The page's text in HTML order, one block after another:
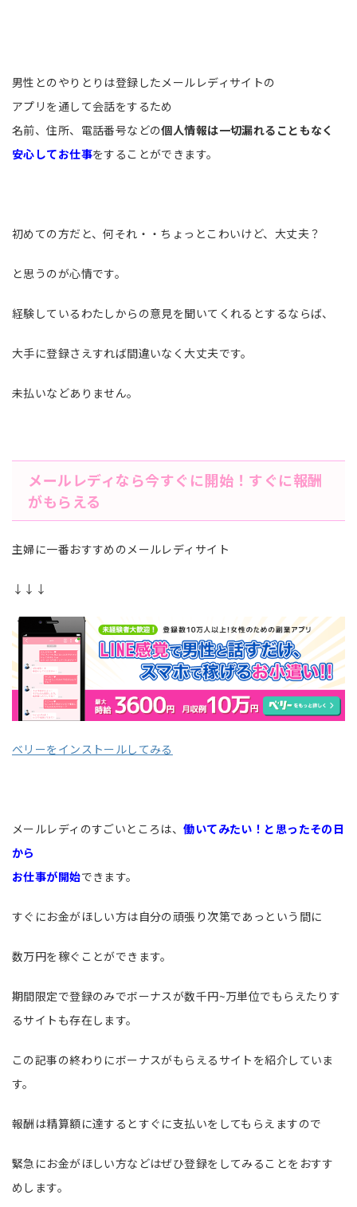
男性とのやりとりは登録したメールレディサイトの
アプリを通して会話をするため
名前、住所、電話番号などの個人情報は一切漏れることもなく
安心してお仕事をすることができます。
初めての方だと、何それ・・ちょっとこわいけど、大丈夫？
と思うのが心情です。
経験しているわたしからの意見を聞いてくれるとするならば、
大手に登録さえすれば間違いなく大丈夫です。
未払いなどありません。
メールレディなら今すぐに開始！すぐに報酬
がもらえる
主婦に一番おすすめのメールレディサイト
↓↓↓
ベリーをインストールしてみる
メールレディのすごいところは、働いてみたい！と思ったその日
から
お仕事が開始できます。
すぐにお金がほしい方は自分の頑張り次第であっという間に
数万円を稼ぐことができます。
期間限定で登録のみでボーナスが数千円~万単位でもらえたりす
るサイトも存在します。
この記事の終わりにボーナスがもらえるサイトを紹介していま
す。
報酬は精算額に達するとすぐに支払いをしてもらえますので
緊急にお金がほしい方などはぜひ登録をしてみることをおすす
めします。